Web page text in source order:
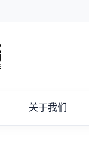
关于我们